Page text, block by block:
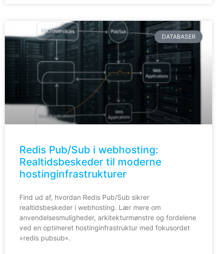
DATABASER
Redis Pub/Sub i webhosting:
Realtidsbeskeder til moderne
hostinginfrastrukturer
Find ud af, hvordan Redis Pub/Sub sikrer
realtidsbeskeder i webhosting. Lær mere om
anvendelsesmuligheder, arkitekturmønstre og fordelene
ved en optimeret hostinginfrastruktur med fokusordet
»redis pubsub«.